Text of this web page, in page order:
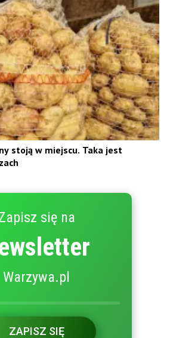
stoją w miejscu. Taka jest
się na
Warzywa.pl
ZAPISZ SIĘ